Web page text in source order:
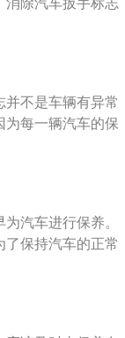
消除汽车扳手标志
按钮10到15秒左
检查减震器。
不是车辆有异常
为每一辆汽车的保
提示，日常的维
、空调滤芯里
设置成倒计时。
汽车进行保养。
了保持汽车的正常
记录重要配件的
但是会给下次更
保养时，维修人